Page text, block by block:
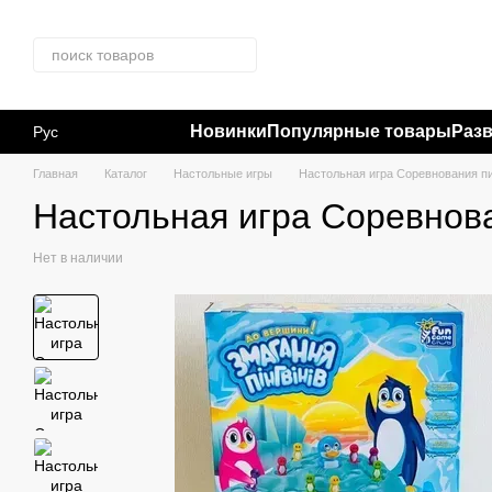
Рус Новинки Популярные товары
Главная Каталог Настольные игры Настольная игра Соревнования
Настольная игра
Нет в наличии